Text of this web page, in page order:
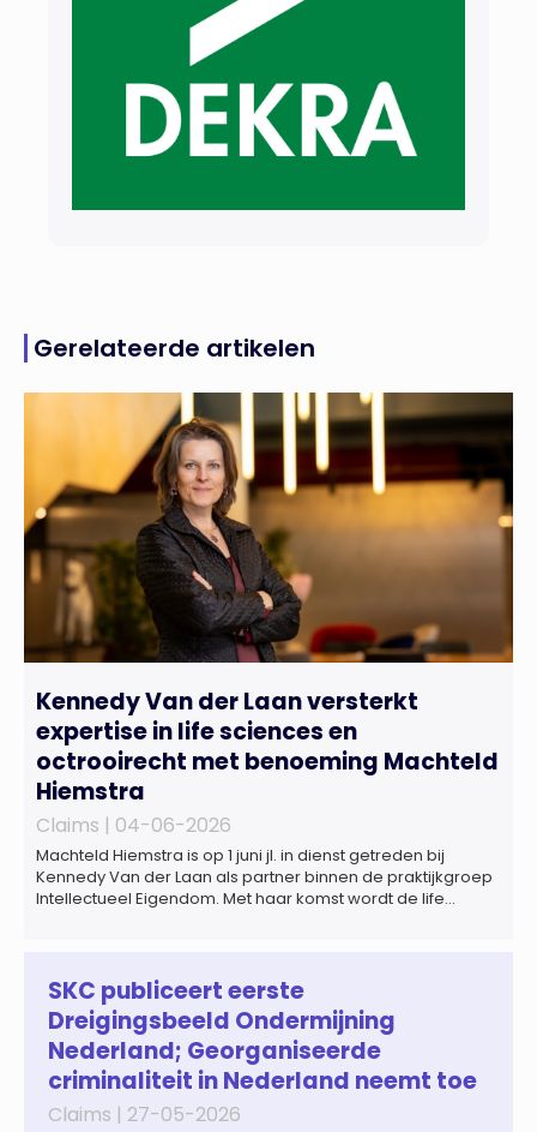
Gerelateerde artikelen
Kennedy Van der Laan versterkt
expertise in life sciences en
octrooirecht met benoeming Machteld
Hiemstra
Claims | 04-06-2026
Machteld Hiemstra is op 1 juni jl. in dienst getreden bij
Kennedy Van der Laan als partner binnen de praktijkgroep
Intellectueel Eigendom. Met haar komst wordt de life
regelgeving relevant voor de life sciences sector en de […]
SKC publiceert eerste
Dreigingsbeeld Ondermijning
Nederland; Georganiseerde
criminaliteit in Nederland neemt toe
Claims | 27-05-2026